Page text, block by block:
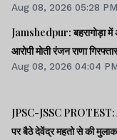
Aug 08, 2026 05:28 PM
Jamshedpur: बहरागोड़ा में
आरोपी मोती रंजन राणा गिरफ्तार
Aug 08, 2026 04:04
JPSC-JSSC PROTEST:
पर बैठे देवेंद्र महतो से की